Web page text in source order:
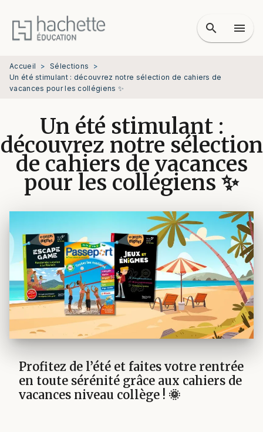
MENU RECHERCHE
PIED DE PAGE
search menu
Accueil > Sélections
>
Un été stimulant : découvrez notre sélection de cahiers de
vacances pour les collégiens ✨
Un été stimulant :
découvrez notre sélection
de cahiers de vacances
pour les collégiens ✨
Profitez de l’été et faites votre rentrée
en toute sérénité grâce aux cahiers de
vacances niveau collège ! 🌞